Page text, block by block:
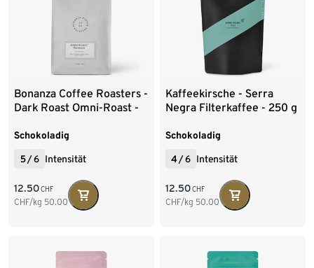
Bonanza Coffee Roasters -
Dark Roast Omni-Roast -
Schokoladig
5 /6 Intensität
12.50CHF
CHF/kg 50.00
Kaffeekirsche - Serra
Negra Filterkaffee - 250 g
Schokoladig
4/6 Intensität
12.50CHF
CHF/kg 50.00